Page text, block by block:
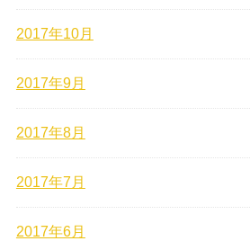
2017年10月
2017年9月
2017年8月
2017年7月
2017年6月